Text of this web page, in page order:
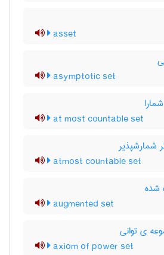
asset
asymptotic set
at most countable set
شمارشپذیر
atmost countable set
شده
augmented set
ی توانی
axiom of power set